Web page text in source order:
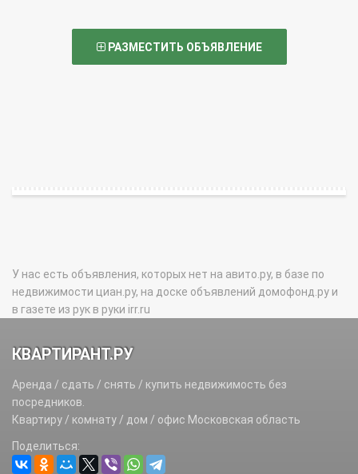
РАЗМЕСТИТЬ ОБЪЯВЛЕНИЕ
У нас есть объявления, которых нет на авито.ру, в базе по
недвижимости циан.ру, на доске объявлений домофонд.ру и
в газете из рук в руки irr.ru
КВАРТИРАНТ.РУ
Аренда / сдать / снять / купить недвижимость без
посредников.
Квартиру / комнату / дом / офис Московская область
Поделиться: